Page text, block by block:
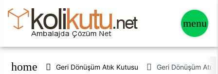
home Geri Dönüşüm Atık Kutusu Geri Dönüşüm